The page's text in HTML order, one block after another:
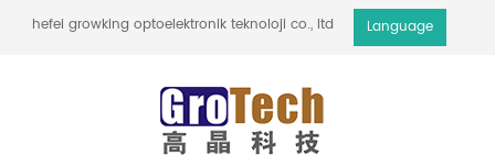
hefei growking optoelektronik teknoloji co., ltd Language